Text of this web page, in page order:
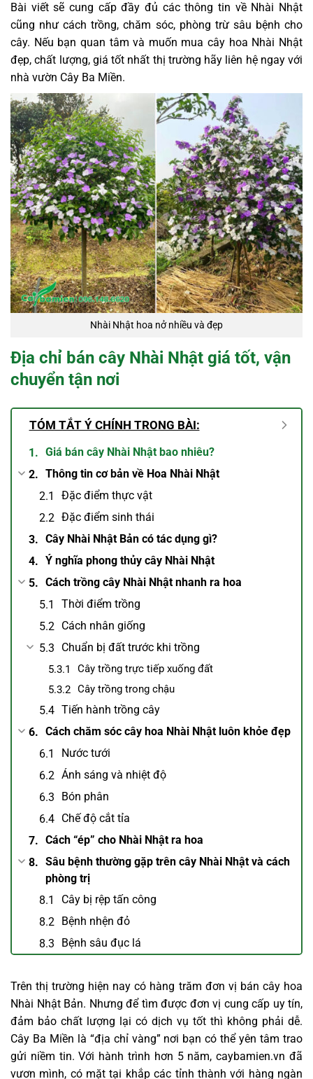
Bài viết sẽ cung cấp đầy đủ các thông tin về Nhài Nhật
cũng như cách trồng, chăm sóc, phòng trừ sâu bệnh cho
cây. Nếu bạn quan tâm và muốn mua cây hoa Nhài Nhật
đẹp, chất lượng, giá tốt nhất thị trường hãy liên hệ ngay với
nhà vườn Cây Ba Miền.
Nhài Nhật hoa nở nhiều và đẹp
Địa chỉ bán cây Nhài Nhật giá tốt, vận
chuyển tận nơi
TÓM TẮT Ý CHÍNH TRONG BÀI:
Giá bán cây Nhài Nhật bao nhiêu?
Thông tin cơ bản về Hoa Nhài Nhật
Đặc điểm thực vật
Đặc điểm sinh thái
Cây Nhài Nhật Bản có tác dụng gì?
Ý nghĩa phong thủy cây Nhài Nhật
Cách trồng cây Nhài Nhật nhanh ra hoa
Thời điểm trồng
Cách nhân giống
Chuẩn bị đất trước khi trồng
Cây trồng trực tiếp xuống đất
Cây trồng trong chậu
Tiến hành trồng cây
Cách chăm sóc cây hoa Nhài Nhật luôn khỏe đẹp
Nước tưới
Ánh sáng và nhiệt độ
Bón phân
Chế độ cắt tỉa
Cách “ép” cho Nhài Nhật ra hoa
Sâu bệnh thường gặp trên cây Nhài Nhật và cách
phòng trị
Cây bị rệp tấn công
Bệnh nhện đỏ
Bệnh sâu đục lá
Trên thị trường hiện nay có hàng trăm đơn vị bán cây hoa
Nhài Nhật Bản. Nhưng để tìm được đơn vị cung cấp uy tín,
đảm bảo chất lượng lại có dịch vụ tốt thì không phải dễ.
Cây Ba Miền là “địa chỉ vàng” nơi bạn có thể yên tâm trao
gửi niềm tin. Với hành trình hơn 5 năm, caybamien.vn đã
vươn mình, có mặt tại khắp các tỉnh thành với hàng ngàn